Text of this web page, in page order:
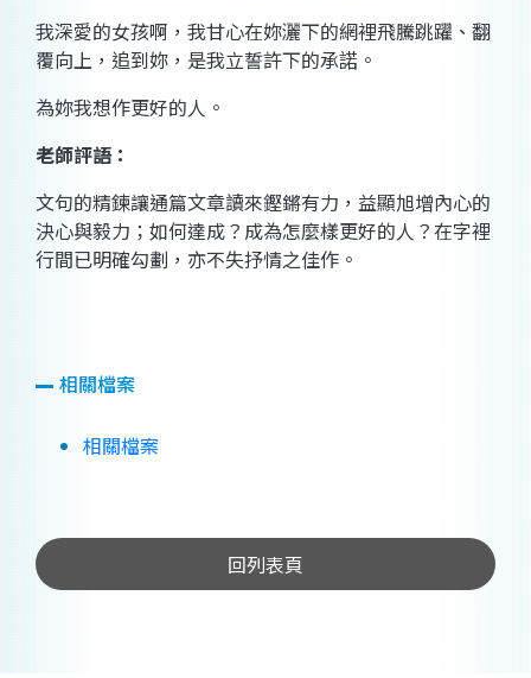
我深愛的女孩啊，我甘心在妳灑下的網裡飛騰跳躍、翻
覆向上，追到妳，是我立誓許下的承諾。
為妳我想作更好的人。
老師評語：
文句的精鍊讓通篇文章讀來鏗鏘有力，益顯旭增內心的
決心與毅力；如何達成？成為怎麼樣更好的人？在字裡
行間已明確勾劃，亦不失抒情之佳作。
相關檔案
相關檔案
回列表頁